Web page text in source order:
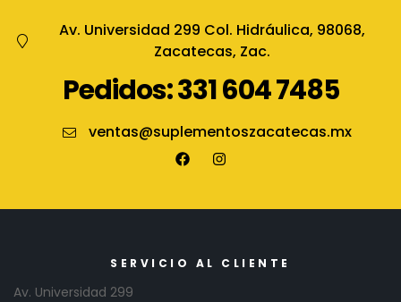
Av. Universidad 299 Col. Hidráulica, 98068,
Zacatecas, Zac.
Pedidos: 331 604 7485
ventas@suplementoszacatecas.mx
SERVICIO AL CLIENTE
Av. Universidad 299